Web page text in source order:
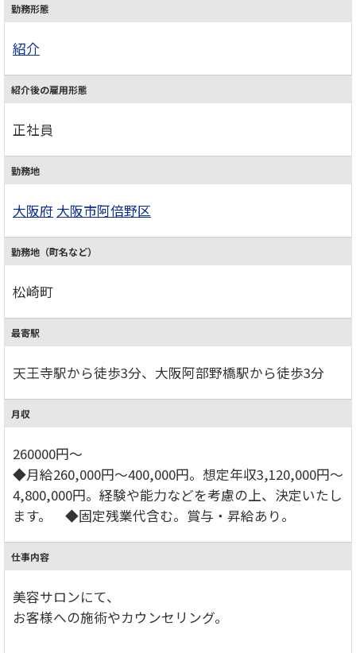
勤務形態
紹介
紹介後の雇用形態
正社員
勤務地
大阪府 大阪市阿倍野区
勤務地（町名など）
松崎町
最寄駅
天王寺駅から徒歩3分、大阪阿部野橋駅から徒歩3分
月収
260000円～
◆月給260,000円～400,000円。想定年収3,120,000円～
4,800,000円。経験や能力などを考慮の上、決定いたし
ます。 ◆固定残業代含む。賞与・昇給あり。
仕事内容
美容サロンにて、
お客様への施術やカウンセリング。